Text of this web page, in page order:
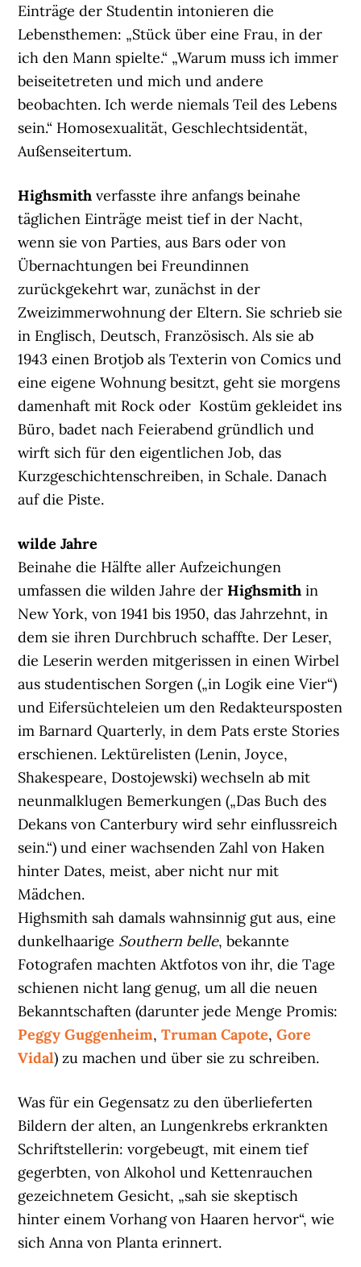
Einträge der Studentin intonieren die
Lebensthemen: „Stück über eine Frau, in der
ich den Mann spielte.“ „Warum muss ich immer
beiseitetreten und mich und andere
beobachten. Ich werde niemals Teil des Lebens
sein.“ Homosexualität, Geschlechtsidentät,
Außenseitertum.
Highsmith verfasste ihre anfangs beinahe
täglichen Einträge meist tief in der Nacht,
wenn sie von Parties, aus Bars oder von
Übernachtungen bei Freundinnen
zurückgekehrt war, zunächst in der
Zweizimmerwohnung der Eltern. Sie schrieb sie
in Englisch, Deutsch, Französisch. Als sie ab
1943 einen Brotjob als Texterin von Comics und
eine eigene Wohnung besitzt, geht sie morgens
damenhaft mit Rock oder Kostüm gekleidet ins
Büro, badet nach Feierabend gründlich und
wirft sich für den eigentlichen Job, das
Kurzgeschichtenschreiben, in Schale. Danach
auf die Piste.
wilde Jahre
Beinahe die Hälfte aller Aufzeichungen
umfassen die wilden Jahre derHighsmith in
New York, von 1941 bis 1950, das Jahrzehnt, in
dem sie ihren Durchbruch schaffte. Der Leser,
die Leserin werden mitgerissen in einen Wirbel
aus studentischen Sorgen („in Logik eine Vier“)
und Eifersüchteleien um den Redakteursposten
im Barnard Quarterly, in dem Pats erste Stories
erschienen. Lektürelisten (Lenin, Joyce,
Shakespeare, Dostojewski) wechseln ab mit
neunmalklugen Bemerkungen („Das Buch des
Dekans von Canterbury wird sehr einflussreich
sein.“) und einer wachsenden Zahl von Haken
hinter Dates, meist, aber nicht nur mit
Mädchen.
Highsmith sah damals wahnsinnig gut aus, eine
dunkelhaarige Southern belle, bekannte
Fotografen machten Aktfotos von ihr, die Tage
schienen nicht lang genug, um all die neuen
Bekanntschaften (darunter jede Menge Promis:
Peggy Guggenheim,Truman Capote,Gore
Vidal) zu machen und über sie zu schreiben.
Was für ein Gegensatz zu den überlieferten
Bildern der alten, an Lungenkrebs erkrankten
Schriftstellerin: vorgebeugt, mit einem tief
gegerbten, von Alkohol und Kettenrauchen
gezeichnetem Gesicht, „sah sie skeptisch
hinter einem Vorhang von Haaren hervor“, wie
sich Anna von Planta erinnert.